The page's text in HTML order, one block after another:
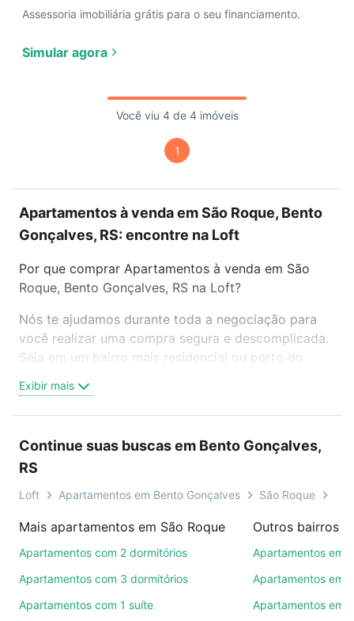
Assessoria imobiliária grátis para o seu financiamento.
Simular agora
Você viu 4 de 4 imóveis
1
Apartamentos à venda em São Roque, Bento
Gonçalves, RS: encontre na Loft
Por que comprar Apartamentos à venda em São
Roque, Bento Gonçalves, RS na Loft?
Nós te ajudamos durante toda a negociação para
você realizar uma compra segura e descomplicada.
Seja em um bairro mais residencial ou perto do
oferta ideal de Apartamentos à venda em São
Roque, Bento Gonçalves, RS para conquistar seu
videochamada, é grátis, sem compromisso e você
ainda conta com mais de 46 mil corretores e
imobiliárias te ajudando na compra, venda ou troca
Use barra de busca no topo para pesquisar por
também pode usar os filtros como quantidade de
Exibir mais
Continue suas buscas em Bento Gonçalves,
RS
Loft Apartamentos em Bento Gonçalves São Roque
Mais apartamentos em São Roque
Apartamentos com 2 dormitórios
Apartamentos com 3 dormitórios
Apartamentos com 1 suíte
Apartamentos em
Apartamentos em
Apartamentos em